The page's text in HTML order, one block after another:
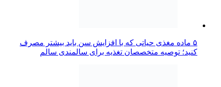
۵ ماده مغذی حیاتی که با افزایش سن باید بیشتر مصرف
کنید؛ توصیه متخصصان تغذیه برای سالمندی سالم